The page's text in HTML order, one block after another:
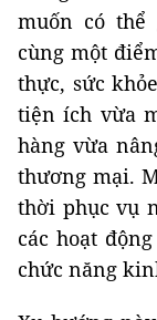
muốn có
cùng một
thực, sức
tiện ích vừa
hàng vừa
thương mại.
thời phục vụ
các hoạt
chức năng